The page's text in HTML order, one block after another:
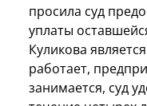
просила суд
уплаты
Куликова
работает,
занимается, суд